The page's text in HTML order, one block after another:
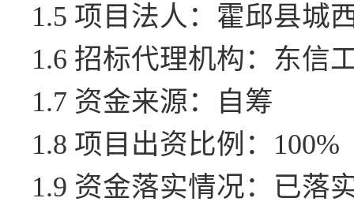
1.5 项目法人： 霍邱县城
1.6 招标代理机构： 东信
1.7 资金来源：
自筹
1.8 项目出资比例： 100%
1.9 资金落实情况： 已落